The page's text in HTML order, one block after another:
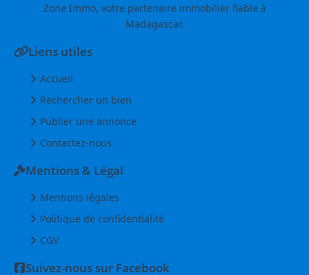
Zone Immo, votre partenaire immobilier fiable à
Madagascar.
Liens utiles
Accueil
Rechercher un bien
Publier une annonce
Contactez-nous
Mentions & Légal
Mentions légales
Politique de confidentialité
CGV
Suivez-nous sur Facebook